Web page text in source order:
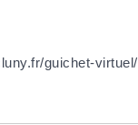
guichet-